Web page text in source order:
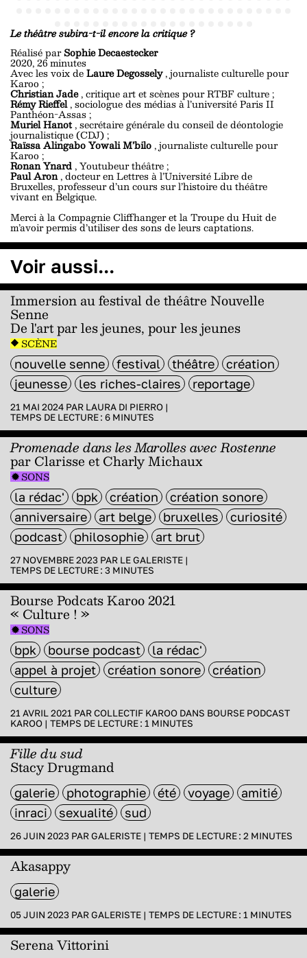
Le théâtre subira-t-il encore la critique ?
Réalisé parSophie Decaestecker
2020, 26 minutes
Avec les voix deLaure Degossely, journaliste culturelle pour
Karoo ;
Christian Jade, critique art et scènes pour RTBF culture ;
Rémy Rieffel, sociologue des médias à l’université Paris II
Panthéon-Assas ;
Muriel Hanot, secrétaire générale du conseil de déontologie
journalistique (CDJ) ;
Raïssa Alingabo Yowali M’bilo, journaliste culturelle pour
Karoo ;
Ronan Ynard, Youtubeur théâtre ;
Paul Aron, docteur en Lettres à l’Université Libre de
Bruxelles, professeur d’un cours sur l’histoire du théâtre
vivant en Belgique.
Merci à la Compagnie Cliffhanger et la Troupe du Huit de
m’avoir permis d’utiliser des sons de leurs captations.
Voir aussi...
Immersion au festival de théâtre Nouvelle
Senne
De l'art par les jeunes, pour les jeunes
SCÈNE
nouvelle senne festival théâtre
création
jeunesse
les riches-claires reportage
21 MAI 2024 PAR LAURA DI PIERRO |
TEMPS DE LECTURE : 6 MINUTES
Promenade dans les Marolles avec Rostenne
par Clarisse et Charly Michaux
SONS
la rédac' bpk création
création sonore
anniversaire
art belge bruxelles
curiosité
podcast
philosophie art brut
27 NOVEMBRE 2023 PAR LE GALERISTE |
TEMPS DE LECTURE : 3 MINUTES
Bourse Podcats Karoo 2021
« Culture ! »
SONS
bpk bourse podcast
la rédac'
appel à projet
création sonore
création
culture
21 AVRIL 2021 PARCOLLECTIF KAROO DANS BOURSE PODCAST
KAROO | TEMPS DE LECTURE : 1 MINUTES
Fille du sud
Stacy Drugmand
galerie photographie été voyage
amitié
inraci
sexualité sud
26 JUIN 2023 PARGALERISTE | TEMPS DE LECTURE : 2 MINUTES
Akasappy
galerie
05 JUIN 2023 PARGALERISTE | TEMPS DE LECTURE : 1 MINUTES
Serena Vittorini